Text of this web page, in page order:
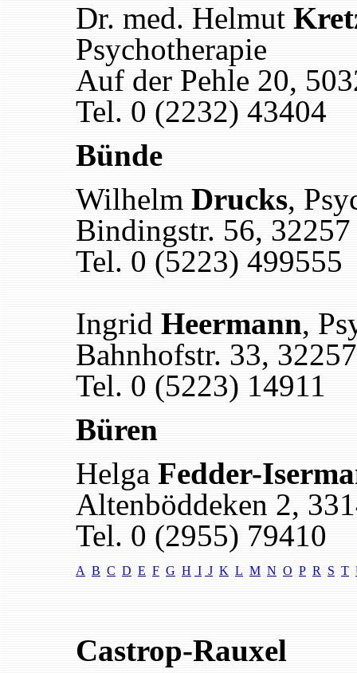
Dr. med. Helmut
Psychotherapie
Auf der Pehle 20,
Tel. 0 (2232) 43404
Bünde
Wilhelm Drucks,
Bindingstr. 56,
Tel. 0 (5223) 499555
Ingrid Heermann,
Bahnhofstr. 33,
Tel. 0 (5223) 14911
Büren
Helga Fedder-
Altenböddeken 2,
Tel. 0 (2955) 79410
A B C D E F G H I J K L M N O P R S T
Castrop-Rauxel